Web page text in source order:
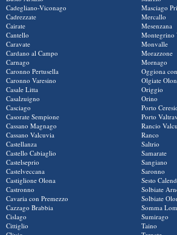
Cadegliano-Viconago
Cadrezzate
Cairate
Cantello
Caravate
Cardano al Campo
Carnago
Caronno Pertusella
Caronno Varesino
Casale Litta
Casalzuigno
Casciago
Casorate Sempione
Cassano Magnago
Cassano Valcuvia
Castellanza
Castello Cabiaglio
Castelseprio
Castelveccana
Castiglione Olona
Castronno
Cavaria con Premezzo
Cazzago Brabbia
Cislago
Cittiglio
Masciago
Mercallo
Mesenzana
Montegrino
Monvalle
Morazzone
Mornago
Oggiona
Olgiate
Origgio
Orino
Porto
Porto
Rancio
Ranco
Saltrio
Samarate
Sangiano
Saronno
Sesto
Solbiate
Solbiate
Somma
Sumirago
Taino